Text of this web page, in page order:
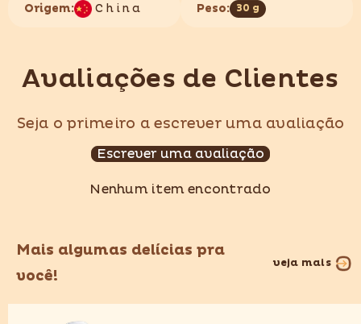
Origem: China Peso: 30 g
Avaliações de Clientes
Seja o primeiro a escrever uma avaliação
Escrever uma avaliação
Nenhum item encontrado
Mais algumas delícias pra
você!
veja mais